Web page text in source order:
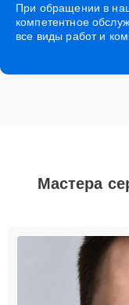
При обращении в
компетентное
все виды работ и
Мастера